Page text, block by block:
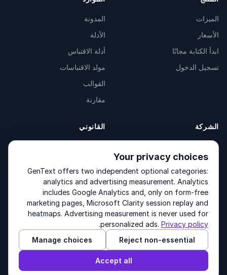
الميزات
الأسعار
ابدأ الكتابة مجانًا
تسجيل الدخول
المدونة
الأدلة
أدلة الاقتباس
مولد الاقتباسات
القوالب
مقارنة
الشركة
عن الشركة
اتصل بنا
المنتجات
القانوني
Terms of Service
Other products by GenText Group:LexDraft·MentalNote
Your privacy choices
GenText offers two independent optional categories:
analytics and advertising measurement. Analytics
includes Google Analytics and, only on form-free
marketing pages, Microsoft Clarity session replay and
heatmaps. Advertising measurement is never used for
personalized ads. Privacy policy
.
Reject non-essential
Manage choices
Accept all